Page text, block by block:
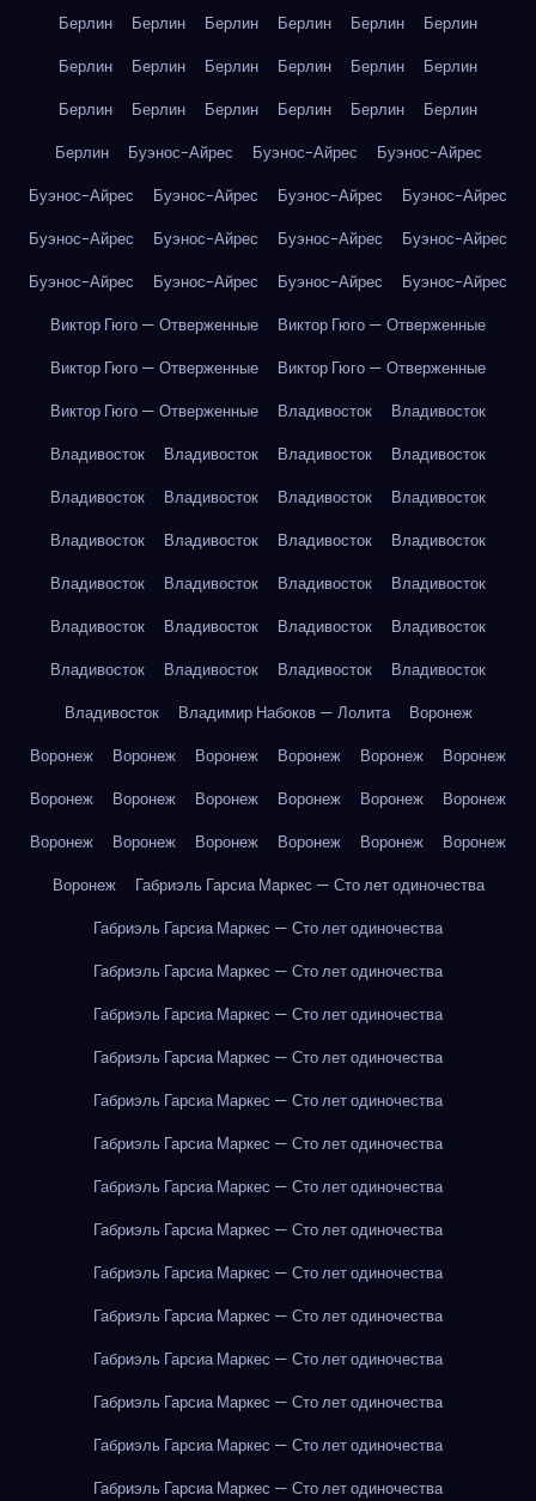
Берлин Берлин Берлин Берлин Берлин
Берлин
Берлин
Берлин Берлин Берлин Берлин
Берлин
Берлин
Берлин Берлин Берлин Берлин
Берлин
Берлин
Буэнос-Айрес Буэнос-Айрес
Буэнос-Айрес
Буэнос-Айрес
Буэнос-Айрес Буэнос-Айрес
Буэнос-Айрес
Буэнос-Айрес
Буэнос-Айрес Буэнос-Айрес
Буэнос-Айрес
Буэнос-Айрес
Буэнос-Айрес Буэнос-Айрес
Буэнос-Айрес
Виктор Гюго — Отверженные
Виктор Гюго — Отверженные
Виктор Гюго — Отверженные
Виктор Гюго — Отверженные
Виктор Гюго — Отверженные
Владивосток
Владивосток
Владивосток
Владивосток Владивосток
Владивосток
Владивосток
Владивосток Владивосток
Владивосток
Владивосток
Владивосток Владивосток
Владивосток
Владивосток
Владивосток Владивосток
Владивосток
Владивосток
Владивосток Владивосток
Владивосток
Владивосток
Владивосток Владивосток
Владивосток
Владивосток
Владимир Набоков — Лолита
Воронеж
Воронеж
Воронеж Воронеж Воронеж Воронеж
Воронеж
Воронеж
Воронеж Воронеж Воронеж Воронеж
Воронеж
Воронеж
Воронеж Воронеж Воронеж Воронеж
Воронеж
Воронеж
Габриэль Гарсиа Маркес — Сто лет одиночества
Габриэль Гарсиа Маркес — Сто лет одиночества
Габриэль Гарсиа Маркес — Сто лет одиночества
Габриэль Гарсиа Маркес — Сто лет одиночества
Габриэль Гарсиа Маркес — Сто лет одиночества
Габриэль Гарсиа Маркес — Сто лет одиночества
Габриэль Гарсиа Маркес — Сто лет одиночества
Габриэль Гарсиа Маркес — Сто лет одиночества
Габриэль Гарсиа Маркес — Сто лет одиночества
Габриэль Гарсиа Маркес — Сто лет одиночества
Габриэль Гарсиа Маркес — Сто лет одиночества
Габриэль Гарсиа Маркес — Сто лет одиночества
Габриэль Гарсиа Маркес — Сто лет одиночества
Габриэль Гарсиа Маркес — Сто лет одиночества
Габриэль Гарсиа Маркес — Сто лет одиночества